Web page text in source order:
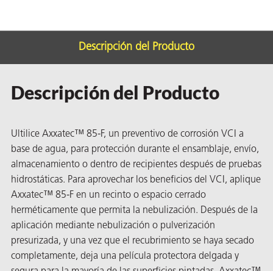
Descripción del Producto
Descripción del Producto
Ultilice Axxatec™ 85-F, un preventivo de corrosión VCI a
base de agua, para protección durante el ensamblaje, envío,
almacenamiento o dentro de recipientes después de pruebas
hidrostáticas. Para aprovechar los beneficios del VCI, aplique
Axxatec™ 85-F en un recinto o espacio cerrado
herméticamente que permita la nebulización. Después de la
aplicación mediante nebulización o pulverización
presurizada, y una vez que el recubrimiento se haya secado
completamente, deja una película protectora delgada y
de